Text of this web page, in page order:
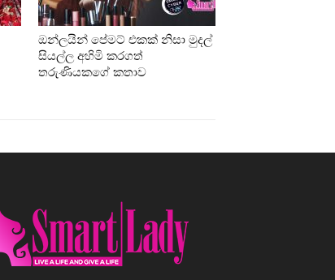
ඔන්ලයින් පේමට් එකක් නිසා මුදල්
සියල්ල අහිමි කරගත්
තරුණියකගේ කතාව